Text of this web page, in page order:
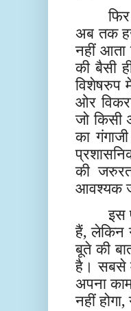
अब तक
नहीं
की बैसी
विशेषरुप
ओर
जो किसी
का
की
आवश्यक
इस
हैं, लेकिन
बूते की
है। सबसे
अपना
नहीं